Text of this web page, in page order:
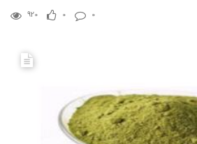
920 0 0